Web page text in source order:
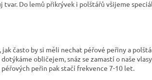
tvar. Do lemů přikrývek i polštářů všijeme
často by si měli nechat péřové peřiny a
obličejem, snáz se zamastí o naše
peřin pak stačí frekvence 7-10 let.